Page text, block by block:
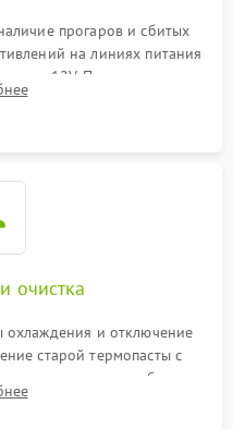
прогаров и сбитых
на линиях питания
12V. Проверка на
питания GPU и
очистка
охлаждения и отключение
старой термопасты с
термопрокладок с банок
от пыли и окислов.